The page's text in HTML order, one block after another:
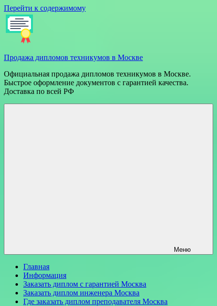
Перейти к содержимому
Продажа дипломов техникумов в Москве
Официальная продажа дипломов техникумов в Москве.
Быстрое оформление документов с гарантией качества.
Доставка по всей РФ
Меню
Главная
Информация
Заказать диплом с гарантией Москва
Заказать диплом инженера Москва
Где заказать диплом преподавателя Москва